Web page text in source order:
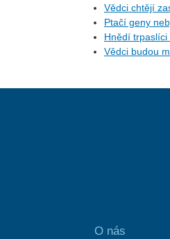
Vědci chtějí
Ptačí geny
Hnědí
Vědci budou
O nás